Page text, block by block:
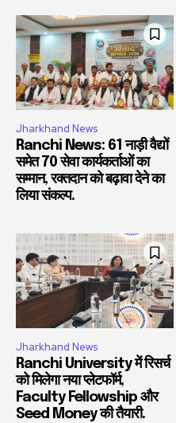
Jharkhand News
Ranchi News: 61 नाड़ी वैद्यों
समेत 70 सेवा कार्यकर्ताओं का
सम्मान, रक्तदान को बढ़ावा देने का
लिया संकल्प.
Jharkhand News
Ranchi University में रिसर्च
को मिलेगा नया प्लेटफॉर्म,
Faculty Fellowship और
Seed Money की तैयारी.